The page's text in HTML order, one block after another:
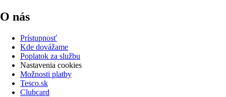
O nás
Prístupnosť
Kde dovážame
Poplatok za službu
Nastavenia cookies
Možnosti platby
Tesco.sk
Clubcard